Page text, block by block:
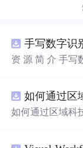
手写数字识
资 源 简 介 手写
带有直观的图形
需要将手写数字
如何通过区域科